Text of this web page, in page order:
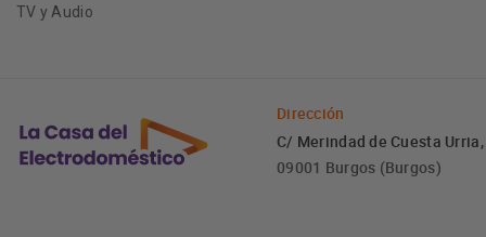
TV y Audio
Dirección
C/ Merindad de Cuesta Urria,
09001 Burgos (Burgos)